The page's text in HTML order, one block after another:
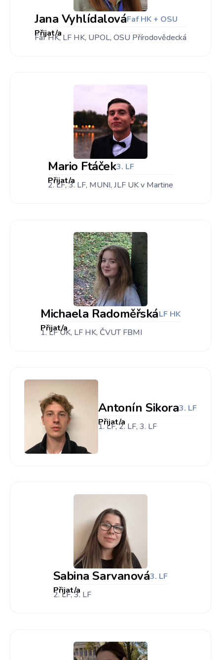
Jana VyhlídalováFaf HK + OSU
Přijat/a
Faf HK, LF HK, UPOL, OSU Přírodovědecká
Mario Ftáček3. LF
Přijat/a
2. LF, 3. LF, MUNI, JLF UK v Martine
Michaela RadoměřskáLF HK
Přijat/a
1. LF UK, LF HK, ČVUT FBMI
Antonín Sikora3. LF
Přijat/a
1. LF, 2. LF, 3. LF
Sabina Sarvanová3. LF
Přijat/a
2. LF, 3. LF